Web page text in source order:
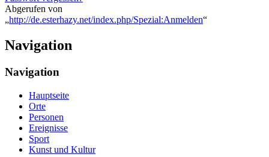
Abgerufen von
„http://de.esterhazy.net/index.php/Spezial:Anmelden“
Navigation
Navigation
Hauptseite
Orte
Personen
Ereignisse
Sport
Kunst und Kultur